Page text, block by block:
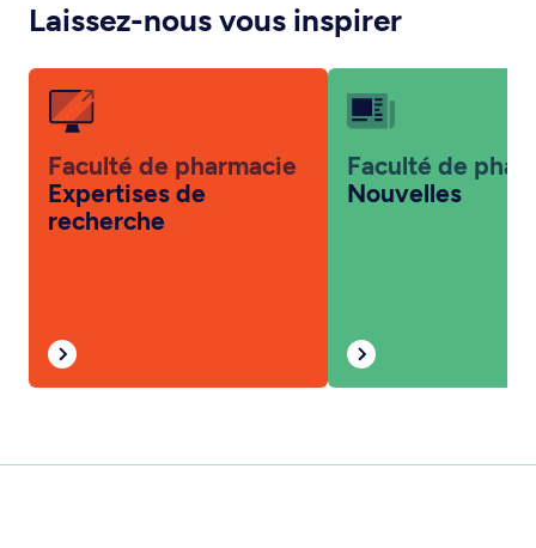
Laissez-nous vous inspirer
Faculté de pharmacie
Expertises de
recherche
Faculté de
Nouvelles